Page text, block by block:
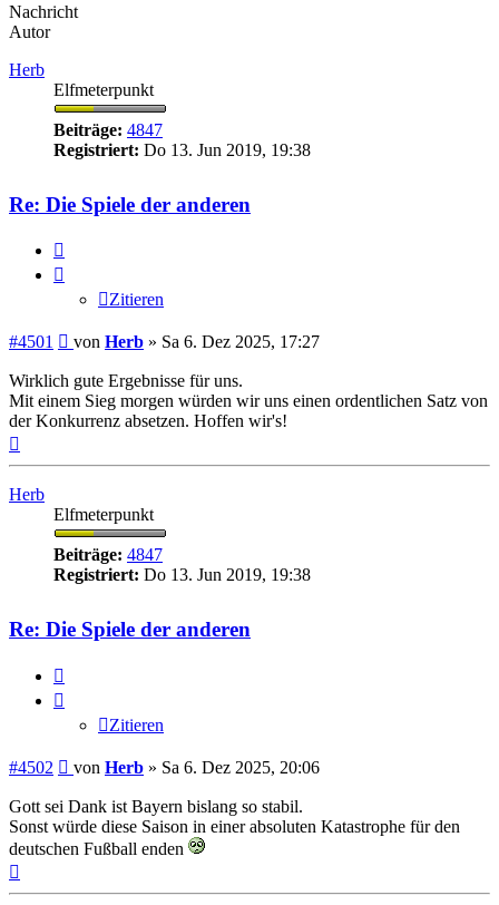
Nachricht
Autor
Herb
Elfmeterpunkt
Beiträge: 4847
Registriert: Do 13. Jun 2019, 19:38
Re: Die Spiele der anderen
Zitieren
#4501 Beitrag
von Herb » Sa 6. Dez 2025, 17:27
Wirklich gute Ergebnisse für uns.
Mit einem Sieg morgen würden wir uns einen ordentlichen Satz von
der Konkurrenz absetzen. Hoffen wir's!
Herb
Elfmeterpunkt
Beiträge: 4847
Registriert: Do 13. Jun 2019, 19:38
Re: Die Spiele der anderen
Zitieren
#4502 Beitrag
von Herb » Sa 6. Dez 2025, 20:06
Gott sei Dank ist Bayern bislang so stabil.
Sonst würde diese Saison in einer absoluten Katastrophe für den
deutschen Fußball enden